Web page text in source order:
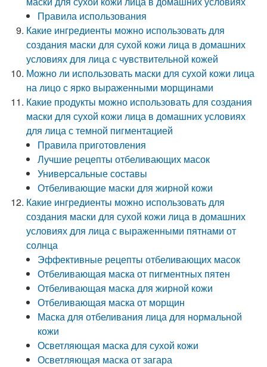
Правила использования
Какие ингредиенты можно использовать для
создания маски для сухой кожи лица в домашних
условиях для лица с чувствительной кожей
Можно ли использовать маски для сухой кожи лица
на лицо с ярко выраженными морщинами
Какие продукты можно использовать для создания
маски для сухой кожи лица в домашних условиях
для лица с темной пигментацией
Правила приготовления
Лучшие рецепты отбеливающих масок
Универсальные составы
Отбеливающие маски для жирной кожи
Какие ингредиенты можно использовать для
создания маски для сухой кожи лица в домашних
условиях для лица с выраженными пятнами от
солнца
Эффективные рецепты отбеливающих масок
Отбеливающая маска от пигментных пятен
Отбеливающая маска для жирной кожи
Отбеливающая маска от морщин
Маска для отбеливания лица для нормальной
кожи
Осветляющая маска для сухой кожи
Осветляющая маска от загара